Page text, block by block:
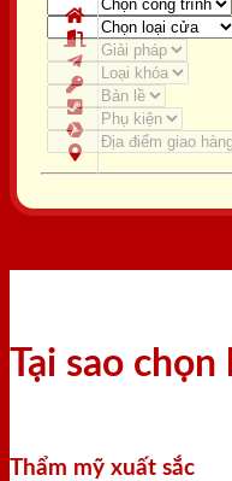
Tại sao
Thẩm mỹ xuất sắc